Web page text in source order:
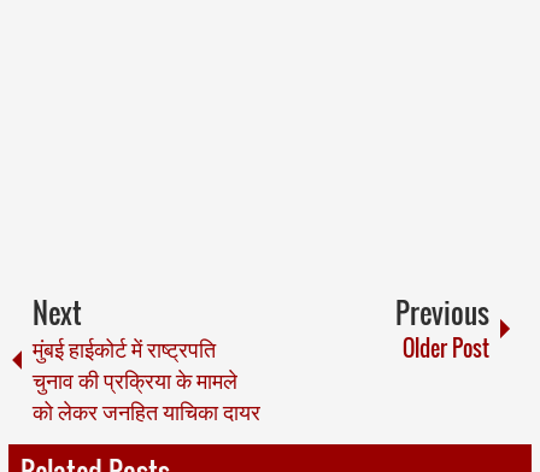
Next
मुंबई हाईकोर्ट में राष्ट्रपति
चुनाव की प्रक्रिया के मामले
को लेकर जनहित याचिका दायर
Previous
Older Post